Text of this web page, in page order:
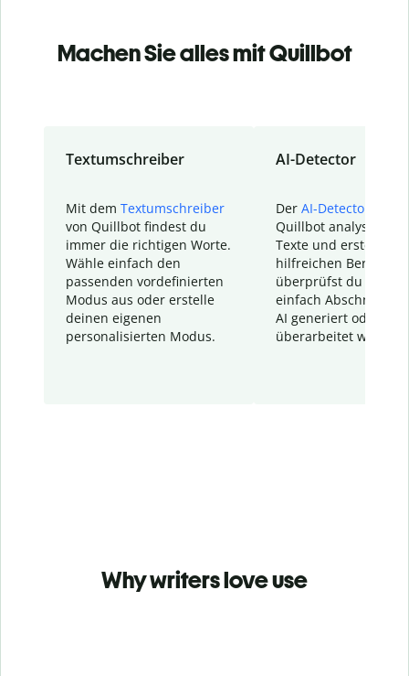
Machen Sie alles mit Quillbot
Textumschreiber
Mit dem Textumschreiber
von Quillbot findest du
immer die richtigen Worte.
Wähle einfach den
passenden vordefinierten
Modus aus oder erstelle
deinen eigenen
personalisierten Modus.
AI-Detector
Der AI-Detector
Quillbot analysiert
Texte und erstellt
hilfreichen Bericht.
überprüfst du
einfach Abschnitte,
AI generiert oder
überarbeitet wurden.
Why writers love use